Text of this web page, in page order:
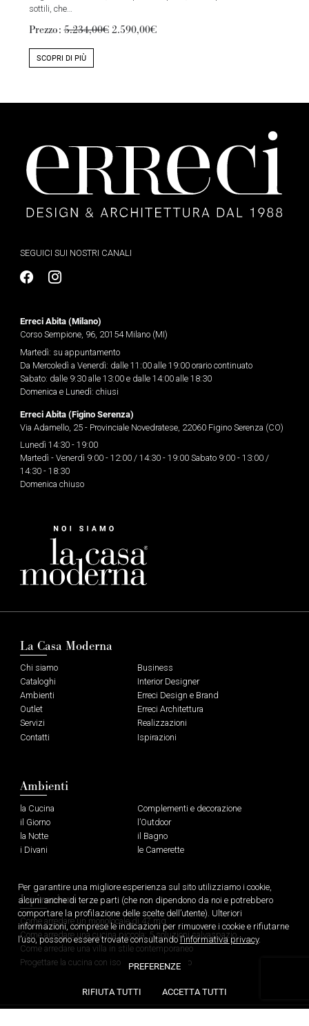
sottili, che…
Prezzo:5.234,00€2.590,00€
SCOPRI DI PIÙ
SEGUICI SUI NOSTRI CANALI
Erreci Abita (Milano)
Corso Sempione, 96, 20154 Milano (MI)
Martedì: su appuntamento
Da Mercoledì a Venerdì: dalle 11:00 alle 19:00 orario continuato
Sabato: dalle 9:30 alle 13:00 e dalle 14:00 alle 18:30
Domenica e Lunedì: chiusi
Erreci Abita (Figino Serenza)
Via Adamello, 25 - Provinciale Novedratese, 22060 Figino Serenza (CO)
Lunedì 14:30 - 19:00
Martedì - Venerdì 9:00 - 12:00 / 14:30 - 19:00 Sabato 9:00 - 13:00 /
14:30 - 18:30
Domenica chiuso
La Casa Moderna
Chi siamo
Cataloghi
Ambienti
Outlet
Servizi
Contatti
Business
Interior Designer
Erreci Design e Brand
Erreci Architettura
Realizzazioni
Ispirazioni
Ambienti
la Cucina
il Giorno
la Notte
i Divani
Complementi e decorazione
l’Outdoor
il Bagno
le Camerette
Ispirazioni
Come arredare un monolocale di 47 mq
Come arredare una cucina piccola: 5 soluzioni salvaspazio
Come arredare una villa in stile contemporaneo
Progettare la cucina con isola e tavolo integrato
Per garantire una migliore esperienza sul sito utilizziamo i cookie,
alcuni anche di terze parti (che non dipendono da noi e potrebbero
comportare la profilazione delle scelte dell’utente). Ulteriori
informazioni, comprese le indicazioni per rimuovere i cookie e rifiutarne
l’uso, possono essere trovate consultandol’informativa privacy.
PREFERENZE
RIFIUTA TUTTI ACCETTA TUTTI